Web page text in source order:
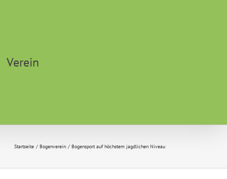
Verein
Startseite Bogenverein Bogensport auf höchstem jagdlichen Niveau